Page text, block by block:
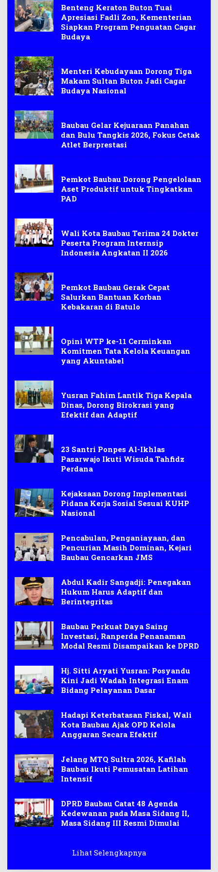
Benteng Keraton Buton Tuai
Apresiasi Fadli Zon, Kementerian
Siapkan Program Penguatan Cagar
Budaya
Menteri Kebudayaan Dorong Tiga
Makam Sultan Buton Jadi Cagar
Budaya Nasional
Baubau Gelar Kejuaraan Panahan
dan Bulu Tangkis 2026, Fokus Cetak
Atlet Berprestasi
Pemkot Baubau Dorong Pengelolaan
Aset Produktif untuk Tingkatkan
PAD
Wali Kota Baubau Terima 24 Dokter
Peserta Program Internsip
Indonesia Angkatan II 2026
Pemkot Baubau Gerak Cepat
Salurkan Bantuan Korban
Kebakaran di Batulo
Opini WTP ke-11 Cerminkan
Komitmen Tata Kelola Keuangan
yang Akuntabel
Yusran Fahim Lantik Tiga Kepala
Dinas, Dorong Birokrasi yang
Efektif dan Adaptif
23 Santri Ponpes Al-Ikhlas
Pasarwajo Ikuti Wisuda Tahfidz
Perdana
Kejaksaan Dorong Implementasi
Pidana Kerja Sosial Sesuai KUHP
Nasional
Pencabulan, Penganiayaan, dan
Pencurian Masih Dominan, Kejari
Baubau Gencarkan JMS
Abdul Kadir Sangadji: Penegakan
Hukum Harus Adaptif dan
Berintegritas
Baubau Perkuat Daya Saing
Investasi, Ranperda Penanaman
Modal Resmi Disampaikan ke DPRD
Hj. Sitti Aryati Yusran: Posyandu
Kini Jadi Wadah Integrasi Enam
Bidang Pelayanan Dasar
Hadapi Keterbatasan Fiskal, Wali
Kota Baubau Ajak OPD Kelola
Anggaran Secara Efektif
Jelang MTQ Sultra 2026, Kafilah
Baubau Ikuti Pemusatan Latihan
Intensif
DPRD Baubau Catat 48 Agenda
Kedewanan pada Masa Sidang II,
Masa Sidang III Resmi Dimulai
Lihat Selengkapnya